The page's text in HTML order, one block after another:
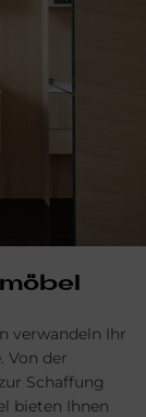
verwandeln Ihr
Von der
Schaffung
bieten Ihnen